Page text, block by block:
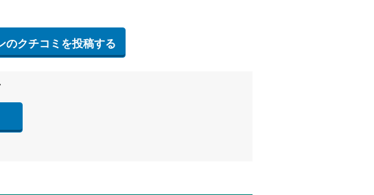
のクチコミを投稿する